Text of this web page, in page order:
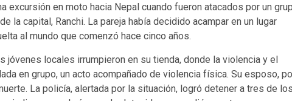
excursión en moto hacia Nepal cuando fueron atacados por un
la capital, Ranchi. La pareja había decidido acampar en un lugar
al mundo que comenzó hace cinco años.
jóvenes locales irrumpieron en su tienda, donde la violencia y el
en grupo, un acto acompañado de violencia física. Su esposo,
La policía, alertada por la situación, logró detener a tres de